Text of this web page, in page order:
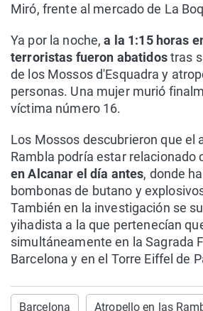
Miró, frente al mercado de La
Ya por la noche,a la 1:15 horas
terroristas fueron abatidostras
de los Mossos d'Esquadra y
personas. Una mujer murió
víctima número 16.
Los Mossos descubrieron que el
Rambla podría estar relacionado
en Alcanar el día antes, donde
bombonas de butano y
También en la investigación se
yihadista a la que pertenecían
simultáneamente en la Sagrada
Barcelona y en el Torre Eiffel de
Barcelona Atropello en las